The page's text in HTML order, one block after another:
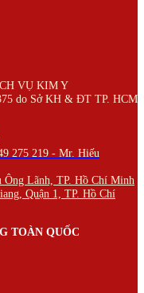
VỤ KIM Y
do Sở KH & ĐT TP. HCM
275 219 - Mr. Hiếu
Ông Lãnh, TP. Hồ Chí Minh
Quận 1, TP. Hồ Chí
TOÀN QUỐC